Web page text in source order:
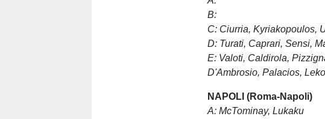
B:
C: Ciurria,Kyriakopoulos,
D: Turati, Caprari, Sensi,
E: Valoti, Caldirola,
D'Ambrosio, Palacios,
NAPOLI (Roma-Napoli)
A: McTominay, Lukaku